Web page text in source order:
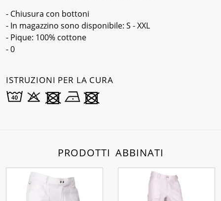
- Chiusura con bottoni
- In magazzino sono disponibile: S - XXL
- Pique: 100% cottone
- 0
ISTRUZIONI PER LA CURA
PRODOTTI ABBINATI